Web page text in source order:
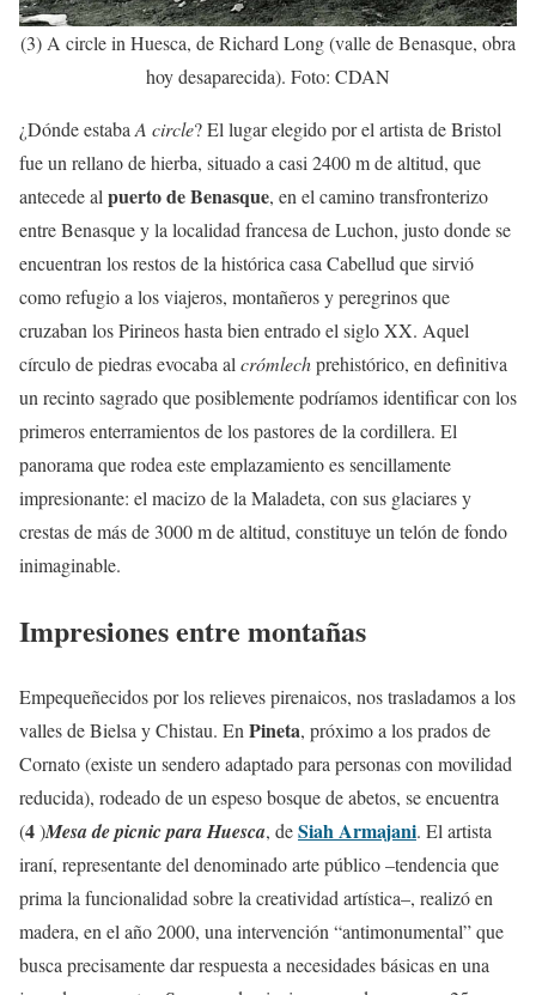
(3) A circle in Huesca, de Richard Long (valle de Benasque, obra
hoy desaparecida). Foto: CDAN
¿Dónde estaba A circle? El lugar elegido por el artista de Bristol
fue un rellano de hierba, situado a casi 2400 m de altitud, que
antecede al puerto de Benasque, en el camino transfronterizo
entre Benasque y la localidad francesa de Luchon, justo donde se
encuentran los restos de la histórica casa Cabellud que sirvió
como refugio a los viajeros, montañeros y peregrinos que
cruzaban los Pirineos hasta bien entrado el siglo XX. Aquel
círculo de piedras evocaba al crómlechprehistórico, en definitiva
un recinto sagrado que posiblemente podríamos identificar con los
primeros enterramientos de los pastores de la cordillera. El
panorama que rodea este emplazamiento es sencillamente
impresionante: el macizo de la Maladeta, con sus glaciares y
crestas de más de 3000 m de altitud, constituye un telón de fondo
inimaginable.
Impresiones entre montañas
Empequeñecidos por los relieves pirenaicos, nos trasladamos a los
valles de Bielsa y Chistau. En Pineta, próximo a los prados de
Cornato (existe un sendero adaptado para personas con movilidad
reducida), rodeado de un espeso bosque de abetos, se encuentra
(4)Mesa de picnic para Huesca, deSiah Armajani. El artista
iraní, representante del denominado arte público –tendencia que
prima la funcionalidad sobre la creatividad artística–, realizó en
madera, en el año 2000, una intervención “antimonumental” que
busca precisamente dar respuesta a necesidades básicas en una